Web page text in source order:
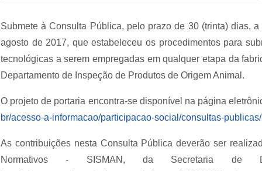
Submete à Consulta Pública, pelo prazo de 30 (trinta) dias,
agosto de 2017, que estabeleceu os procedimentos para
tecnológicas a serem empregadas em qualquer etapa da
Departamento de Inspeção de Produtos de Origem Animal.
O projeto de portaria encontra-se disponível na página
br/acesso-a-informacao/participacao-social/consultas-
As contribuições nesta Consulta Pública deverão ser
Normativos - SISMAN, da Secretaria de